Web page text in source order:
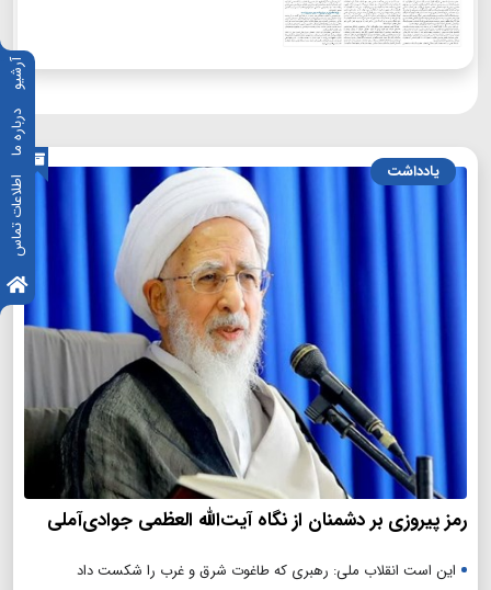
آرشیو
درباره ما
اطلاعات تماس
یادداشت
رمز پیروزی بر دشمنان از نگاه آیت‌الله العظمی جوادی‌آملی
این است انقلاب ملی: رهبری که طاغوت شرق و غرب را شکست داد